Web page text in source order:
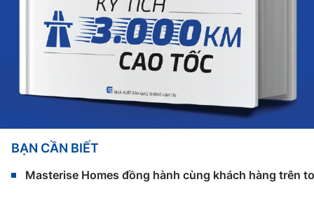
BẠN CẦN BIẾT
Masterise Homes đồng hành cùng khách hàng trên